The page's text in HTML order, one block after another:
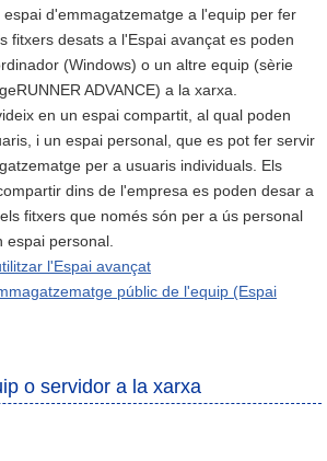
espai d'emmagatzematge a l'equip per fer
fitxers desats a l'Espai avançat es poden
(Windows) o un altre equip (sèrie
ADVANCE) a la xarxa.
en un espai compartit, al qual poden
i un espai personal, que es pot fer servir
per a usuaris individuals. Els
dins de l'empresa es poden desar a
fitxers que només són per a ús personal
personal.
l'Espai avançat
públic de l'equip (Espai
o servidor a la xarxa